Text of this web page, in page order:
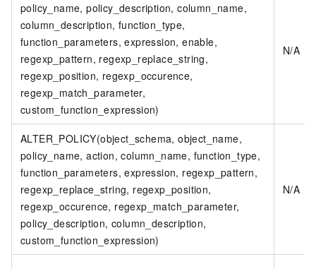
policy_name, policy_description, column_name,
column_description, function_type,
function_parameters, expression, enable,
regexp_pattern, regexp_replace_string,
regexp_position, regexp_occurence,
regexp_match_parameter,
custom_function_expression)
N/A
ALTER_POLICY(object_schema, object_name,
policy_name, action, column_name, function_type,
function_parameters, expression, regexp_pattern,
regexp_replace_string, regexp_position,
regexp_occurence, regexp_match_parameter,
policy_description, column_description,
custom_function_expression)
N/A